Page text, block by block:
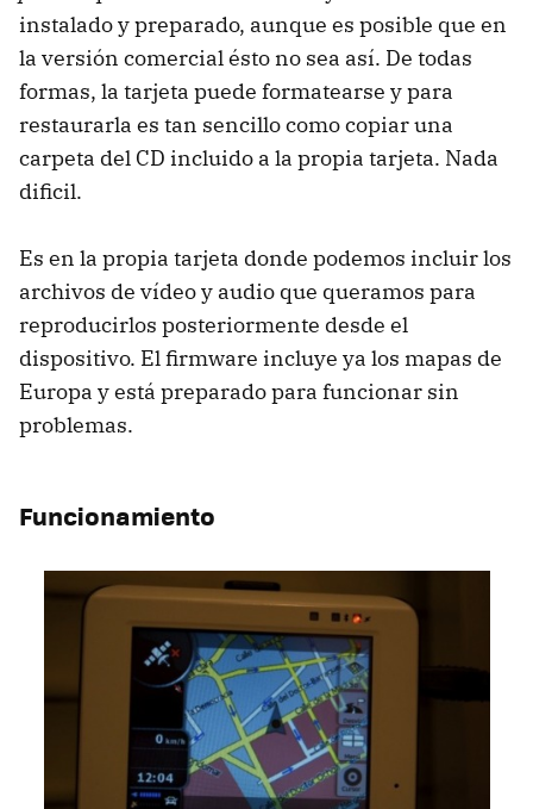
instalado y preparado, aunque es posible que en
la versión comercial ésto no sea así. De todas
formas, la tarjeta puede formatearse y para
restaurarla es tan sencillo como copiar una
carpeta del CD incluido a la propia tarjeta. Nada
dificil.
Es en la propia tarjeta donde podemos incluir los
archivos de vídeo y audio que queramos para
reproducirlos posteriormente desde el
dispositivo. El firmware incluye ya los mapas de
Europa y está preparado para funcionar sin
problemas.
Funcionamiento